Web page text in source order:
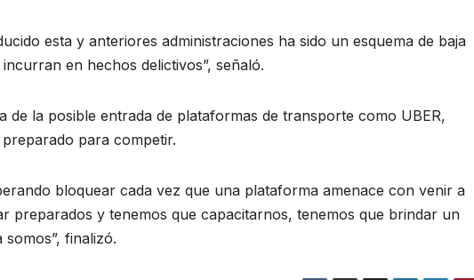
esta y anteriores administraciones ha sido un esquema de baja
en hechos delictivos”, señaló.
de la posible entrada de plataformas de transporte como UBER,
para competir.
bloquear cada vez que una plataforma amenace con venir a
preparados y tenemos que capacitarnos, tenemos que brindar un
finalizó.